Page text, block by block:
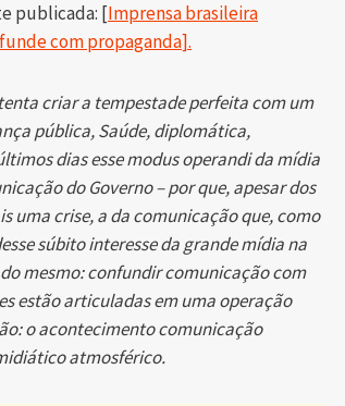
publicada: [Imprensa brasileira
com propaganda].
criar a tempestade perfeita com um
pública, Saúde, diplomática,
dias esse modus operandi da mídia
do Governo – por que, apesar dos
uma crise, a da comunicação que, como
súbito interesse da grande mídia na
mesmo: confundir comunicação com
estão articuladas em uma operação
o acontecimento comunicação
atmosférico.